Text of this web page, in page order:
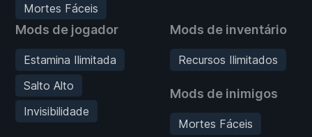
Mortes Fáceis
Mods de jogador
Estamina Ilimitada
Salto Alto
Invisibilidade
Mods de inventário
Recursos Ilimitados
Mods de inimigos
Mortes Fáceis